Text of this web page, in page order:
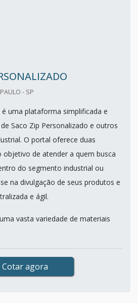
- SP
uma plataforma simplificada e
Saco Zip Personalizado e outros
O portal oferece duas
de atender a quem busca
do segmento industrial ou
na divulgação de seus produtos e
e ágil.
vasta variedade de materiais
Cotar agora